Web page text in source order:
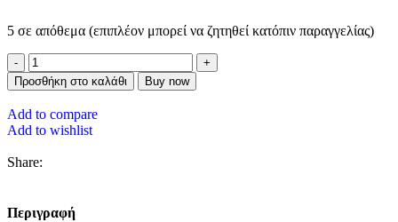
5 σε απόθεμα (επιπλέον μπορεί να ζητηθεί κατόπιν παραγγελίας)
Προσθήκη στο καλάθι Buy now
Add to compare
Add to wishlist
Share:
Περιγραφή